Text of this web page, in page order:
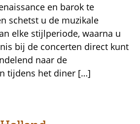
en barok te
schetst u de muzikale
elke stijlperiode, waarna u
bij de concerten direct kunt
naar de
tijdens het diner […]